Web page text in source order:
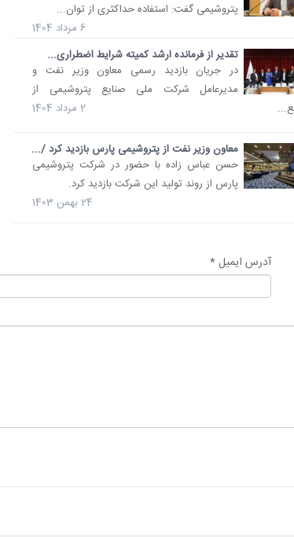
پتروشیمی گفت: استفاده حداکثری از توان...
6 مرداد 1404
تقدیر از فرمانده ارشد کمیته شرایط اضطراری...
در جریان بازدید رسمی معاون وزیر نفت و
مدیرعامل شرکت ملی صنایع پتروشیمی از
2 مرداد 1404
معاون وزیر نفت از پتروشیمی پارس بازدید کرد /...
حسن عباس زاده با حضور در شرکت پتروشیمی
پارس از روند تولید این شرکت بازدید کرد.
24 بهمن 1403
آدرس ایمیل *